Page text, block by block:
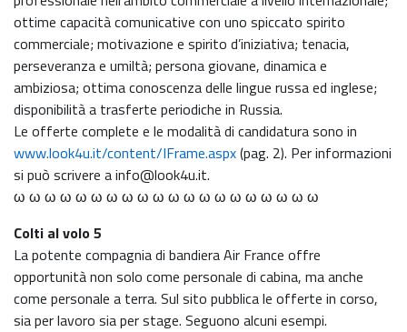
ottime capacità comunicative con uno spiccato spirito
commerciale; motivazione e spirito d’iniziativa; tenacia,
perseveranza e umiltà; persona giovane, dinamica e
ambiziosa; ottima conoscenza delle lingue russa ed inglese;
disponibilità a trasferte periodiche in Russia.
Le offerte complete e le modalità di candidatura sono in
www.look4u.it/content/IFrame.aspx(pag. 2). Per informazioni
si può scrivere a info@look4u.it.
ω ω ω ω ω ω ω ω ω ω ω ω ω ω ω ω ω ω ω ω
Colti al volo 5
La potente compagnia di bandiera Air France offre
opportunità non solo come personale di cabina, ma anche
come personale a terra. Sul sito pubblica le offerte in corso,
sia per lavoro sia per stage. Seguono alcuni esempi.